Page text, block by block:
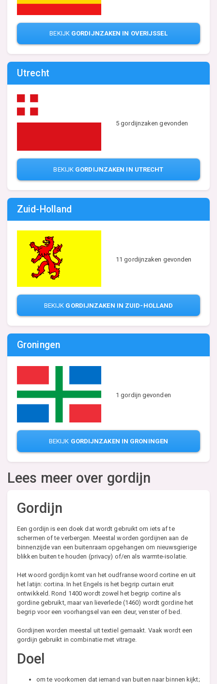
BEKIJK GORDIJNZAKEN IN OVERIJSSEL
Utrecht
5 gordijnzaken gevonden
BEKIJK GORDIJNZAKEN IN UTRECHT
Zuid-Holland
11 gordijnzaken gevonden
BEKIJK GORDIJNZAKEN IN ZUID-HOLLAND
Groningen
1 gordijn gevonden
BEKIJK GORDIJNZAKEN IN GRONINGEN
Lees meer over gordijn
Gordijn
Een gordijn is een doek dat wordt gebruikt om iets af te
schermen of te verbergen. Meestal worden gordijnen aan de
binnenzijde van een buitenraam opgehangen om nieuwsgierige
blikken buiten te houden (privacy) of/en als warmte-isolatie.
Het woord gordijn komt van het oudfranse woord cortine en uit
het latijn: cortina. In het Engels is het begrip curtain eruit
ontwikkeld. Rond 1400 wordt zowel het begrip cortine als
gordine gebruikt, maar van lieverlede (1460) wordt gordine het
begrip voor een voorhangsel van een deur, venster of bed.
Gordijnen worden meestal uit textiel gemaakt. Vaak wordt een
gordijn gebruikt in combinatie met vitrage.
Doel
om te voorkomen dat iemand van buiten naar binnen kijkt;